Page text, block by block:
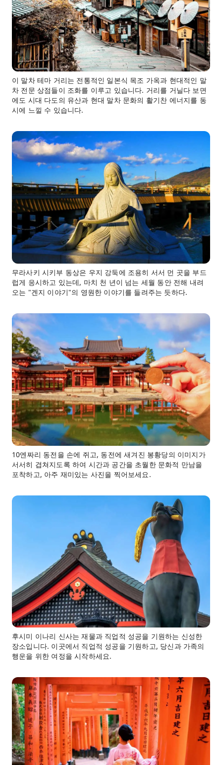
이 말차 테마 거리는 전통적인 일본식 목조 가옥과 현대적인 말
차 전문 상점들이 조화를 이루고 있습니다. 거리를 거닐다 보면
에도 시대 다도의 유산과 현대 말차 문화의 활기찬 에너지를 동
시에 느낄 수 있습니다.
무라사키 시키부 동상은 우지 강둑에 조용히 서서 먼 곳을 부드
럽게 응시하고 있는데, 마치 천 년이 넘는 세월 동안 전해 내려
오는 "겐지 이야기"의 영원한 이야기를 들려주는 듯하다.
10엔짜리 동전을 손에 쥐고, 동전에 새겨진 봉황당의 이미지가
서서히 겹쳐지도록 하여 시간과 공간을 초월한 문화적 만남을
포착하고, 아주 재미있는 사진을 찍어보세요.
후시미 이나리 신사는 재물과 직업적 성공을 기원하는 신성한
장소입니다. 이곳에서 직업적 성공을 기원하고, 당신과 가족의
행운을 위한 여정을 시작하세요.